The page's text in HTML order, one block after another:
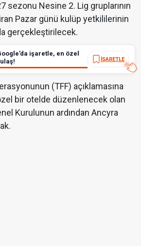
sezonu Nesine 2. Lig gruplarının
Pazar günü kulüp yetkililerinin
gerçekleştirilecek.
işaretle, en özel
İŞARETLE
(TFF) açıklamasına
bir otelde düzenlenecek olan
Kurulunun ardından Ancyra